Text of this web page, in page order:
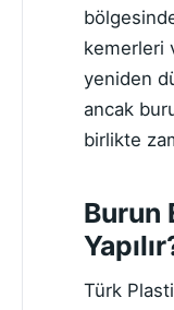
kemerleri
yeniden
ancak
birlikte
Burun
Türk